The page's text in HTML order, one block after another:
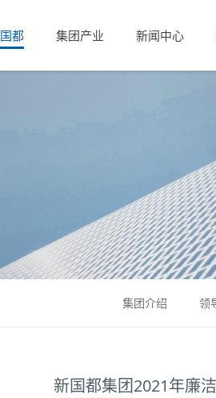
都 集团产业 新闻中心
集团介绍 领
新国都集团2021年廉